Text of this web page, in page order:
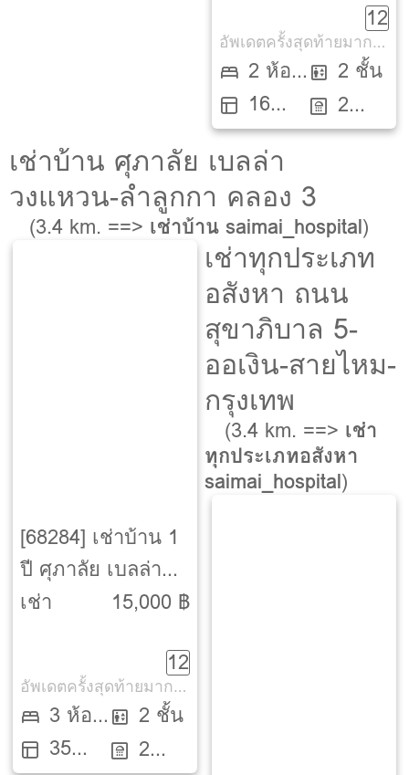
Chatuchot 12]
12
อัพเดตครั้งสุดท้ายมากกว่า 30 วัน
2 ห้อง
นอน16
ตรว.
2 ชั้น
2
ห้องน้ำ
เช่าบ้าน ศุภาลัย เบลล่า
วงแหวน-ลำลูกกา คลอง 3
(3.4 km. ==> เช่าบ้าน saimai_hospital)
[68284] เช่าบ้าน 1
ปี ศุภาลัย เบลล่า
วงแหวน-ลำลูกกา
เช่า
15,000 ฿
12
อัพเดตครั้งสุดท้ายมากกว่า 30 วัน
3 ห้อง
นอน35
2 ชั้น
2
เช่าทุกประเภท
อสังหา ถนน
สุขาภิบาล 5-
ออเงิน-สายไหม-
กรุงเทพ
(3.4 km. ==> เช่า
ทุกประเภทอสังหา
saimai_hospital)